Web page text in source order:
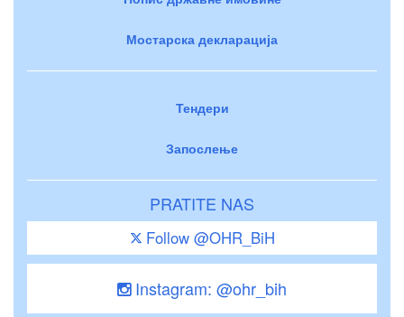
Мостарска декларација
Тендери
Запослење
PRATITE NAS
Follow @OHR_BiH
Instagram: @ohr_bih